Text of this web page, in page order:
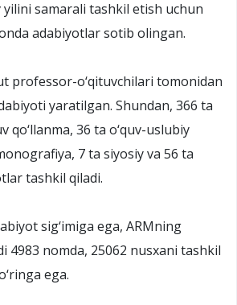
yilini samarali tashkil etish uchun
adabiyotlar sotib olingan.
professor-o‘qituvchilari tomonidan
yaratilgan. Shundan, 366 ta
qo‘llanma, 36 ta o‘quv-uslubiy
7 ta siyosiy va 56 ta
tashkil qiladi.
sig‘imiga ega, ARMning
4983 nomda, 25062 nusxani tashkil
ega.